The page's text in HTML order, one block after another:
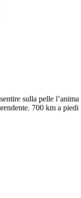
sulla pelle l’anima
700 km a piedi